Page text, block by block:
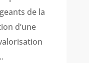
de la
d’une